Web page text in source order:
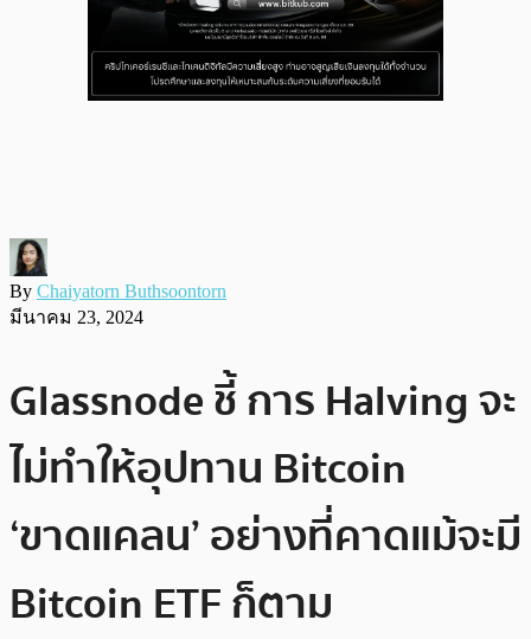
By Chaiyatorn Buthsoontorn
มีนาคม 23, 2024
Glassnode ชี้ การ Halving จะ
ไม่ทำให้อุปทาน Bitcoin
‘ขาดแคลน’ อย่างที่คาดแม้จะมี
Bitcoin ETF ก็ตาม